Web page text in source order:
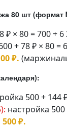
80 шт
₽ × 80 = 700 + 6
+ 78 ₽ × 80 =
₽.
500 + 144
настройка 500
₽.